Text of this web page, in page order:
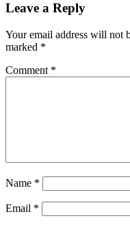
Leave a Reply
Your email address will not
marked *
Comment *
Name *
Email *